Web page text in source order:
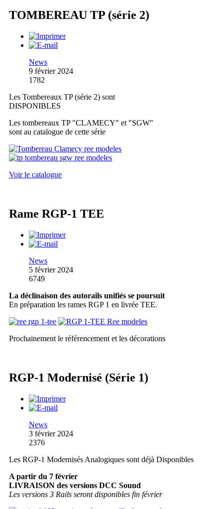
TOMBEREAU TP (série 2)
News
9 février 2024
1782
Les Tombereaux TP (série 2) sont
DISPONIBLES
Les tombereaux TP "CLAMECY" et "SGW"
sont au catalogue de cette série
Voir le catalogue
Rame RGP-1 TEE
News
5 février 2024
6749
La déclinaison des autorails unifiés se poursuit
En préparation les rames RGP 1 en livrée TEE.
Prochainement le référencement et les décorations
RGP-1 Modernisé (Série 1)
News
3 février 2024
2376
Les RGP-1 Modernisés Analogiques sont déjà Disponibles
A partir du 7 février
LIVRAISON des versions DCC Sound
Les versions 3 Rails seront disponibles fin février